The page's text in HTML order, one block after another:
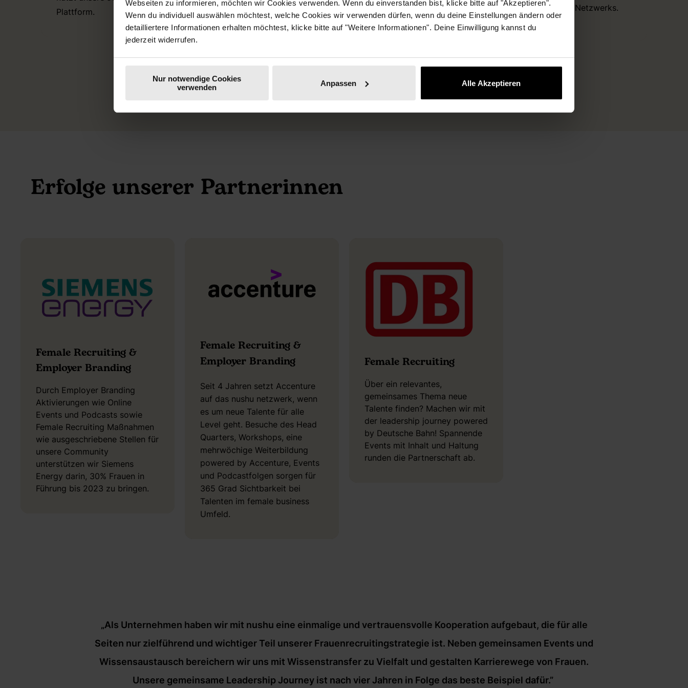
Webseiten zu informieren, möchten wir Cookies verwenden. Wenn du einverstanden bist, klicke bitte auf "Akzeptieren".
Wenn du individuell auswählen möchtest, welche Cookies wir verwenden dürfen, wenn du deine Einstellungen ändern oder
detailliertere Informationen erhalten möchtest, klicke bitte auf "Weitere Informationen". Deine Einwilligung kannst du
jederzeit widerrufen.
Nur notwendige Cookies
verwenden
Anpassen Alle Akzeptieren
Plattform.
Inhalten und macht interne
Spokes Persons sichtbar.
und positioniert euch im
female Business.
eines internen Netzwerks.
Erfolge unserer Partnerinnen
Female Recruiting &
Employer Branding
Durch Employer Branding
Aktivierungen wie Online
Events und Podcasts sowie
Female Recruiting Maßnahmen
wie ausgeschriebene Stellen für
unsere Community
unterstützen wir Siemens
Energy darin, 30% Frauen in
Führung bis 2023 zu bringen.
Female Recruiting &
Employer Branding
Seit 4 Jahren setzt Accenture
auf das nushu netzwerk, wenn
es um neue Talente für alle
Level geht. Besuche des Head
Quarters, Workshops, eine
mehrwöchige Weiterbildung
powered by Accenture, Events
und Podcastfolgen sorgen für
365 Grad Sichtbarkeit bei
Talenten im female business
Umfeld.
Female Recruiting
Über ein relevantes,
gemeinsames Thema neue
Talente finden? Machen wir mit
der leadership journey powered
by Deutsche Bahn! Spannende
Events mit Inhalt und Haltung
runden die Partnerschaft ab.
„Als Unternehmen haben wir mit nushu eine einmalige und vertrauensvolle Kooperation aufgebaut, die für alle
Seiten nur zielführend und wichtiger Teil unserer Frauenrecruitingstrategie ist. Neben gemeinsamen Events und
Wissensaustausch bereichern wir uns mit Wissenstransfer zu Vielfalt und gestalten Karrierewege von Frauen.
Unsere gemeinsame Leadership Journey ist nach vier Jahren in Folge das beste Beispiel dafür.”